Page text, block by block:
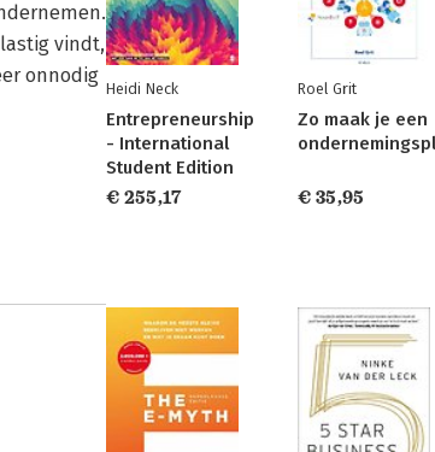
vindt,
onnodig
Heidi Neck
Entrepreneurship
- International
Student Edition
€ 255,17
Roel Grit
Zo maak je een
€ 35,95